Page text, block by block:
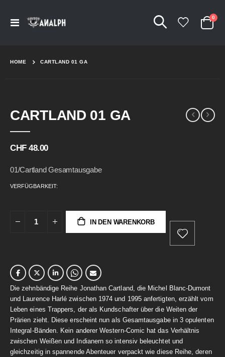
Navigation
Cart
0
HOME CARTLAND 01 GA
CARTLAND 01 GA
CHF 48.00
01/Cartland Gesamtausgabe
VERFÜGBARKEIT:
IN DEN WARENKORB
Die zehnbändige Reihe Jonathan Cartland, die Michel Blanc-Dumont
und Laurence Harlé zwischen 1974 und 1995 anfertigten, erzählt vom
Leben eines Trappers, der als Kundschafter über die Weiten der
Prärien zieht. Diese erscheint nun als Gesamtausgabe in 3 opulenten
Integral-Bänden. Kein anderer Western-Comic hat das Verhältnis
zwischen Weißen und Indianern so intensiv beleuchtet und
gleichzeitig in spannende Abenteuer verpackt wie diese Reihe, deren
to
the
end
of
to
the
beginning
of